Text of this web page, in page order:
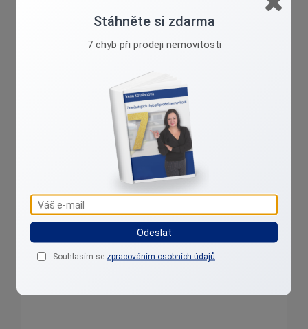
pozemku měli myslet, zvážit, přihlédnout. Stejně tak
stojí za zamyšlení, jak vhodně pozemek prodat,
pokud jste vlastník. Je proto dobré mít po ruce
odborníka, který Vás na všechno důležité upozorní a
poradí. Není výjimkou, že prodávající majitel pozemku
ani neví, co vlastně prodává. Proto dříve, než
otevřete peněženku, zeptejte se, zjišťujte a ověřujte.
Zkušený makléř Vám bude na většinu otázek umět
odpovědět už při prohlídce nemovitosti. Kromě listu
vlastnictví by měl mít připravené i vyjádření obce,
popřípadě stavebního úřadu. Pokud takového
Stáhněte si zdarma
7 chyb při prodeji nemovitosti
Odeslat
Souhlasím se zpracováním osobních údajů